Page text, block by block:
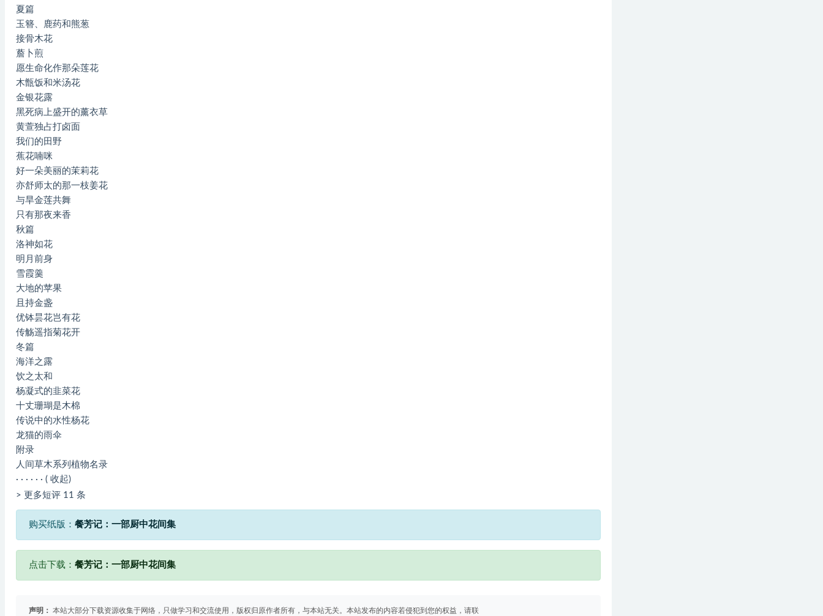
夏篇
玉簪、鹿药和熊葱
接骨木花
薝卜煎
愿生命化作那朵莲花
木甑饭和米汤花
金银花露
黑死病上盛开的薰衣草
黄萱独占打卤面
我们的田野
蕉花喃咪
好一朵美丽的茉莉花
亦舒师太的那一枝姜花
与旱金莲共舞
只有那夜来香
秋篇
洛神如花
明月前身
雪霞羹
大地的苹果
且持金盏
优钵昙花岂有花
传觞遥指菊花开
冬篇
海洋之露
饮之太和
杨凝式的韭菜花
十丈珊瑚是木棉
传说中的水性杨花
龙猫的雨伞
附录
人间草木系列植物名录
· · · · · · ( 收起)
> 更多短评 11 条
购买纸版： 餐芳记：一部厨中花间集
点击下载： 餐芳记：一部厨中花间集
声明： 本站大部分下载资源收集于网络，只做学习和交流使用，版权归原作者所有，与本站无关。本站发布的内容若侵犯到您的权益，请联